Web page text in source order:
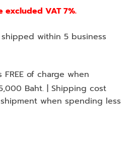
VAT 7%.
within 5 business
of charge when
Baht. | Shipping cost
when spending less
ml. ชิ้น